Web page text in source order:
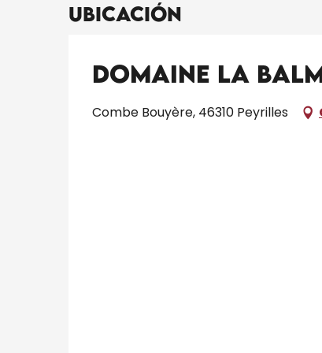
Ubicación
Domaine la
Combe Bouyère, 46310 Peyrilles